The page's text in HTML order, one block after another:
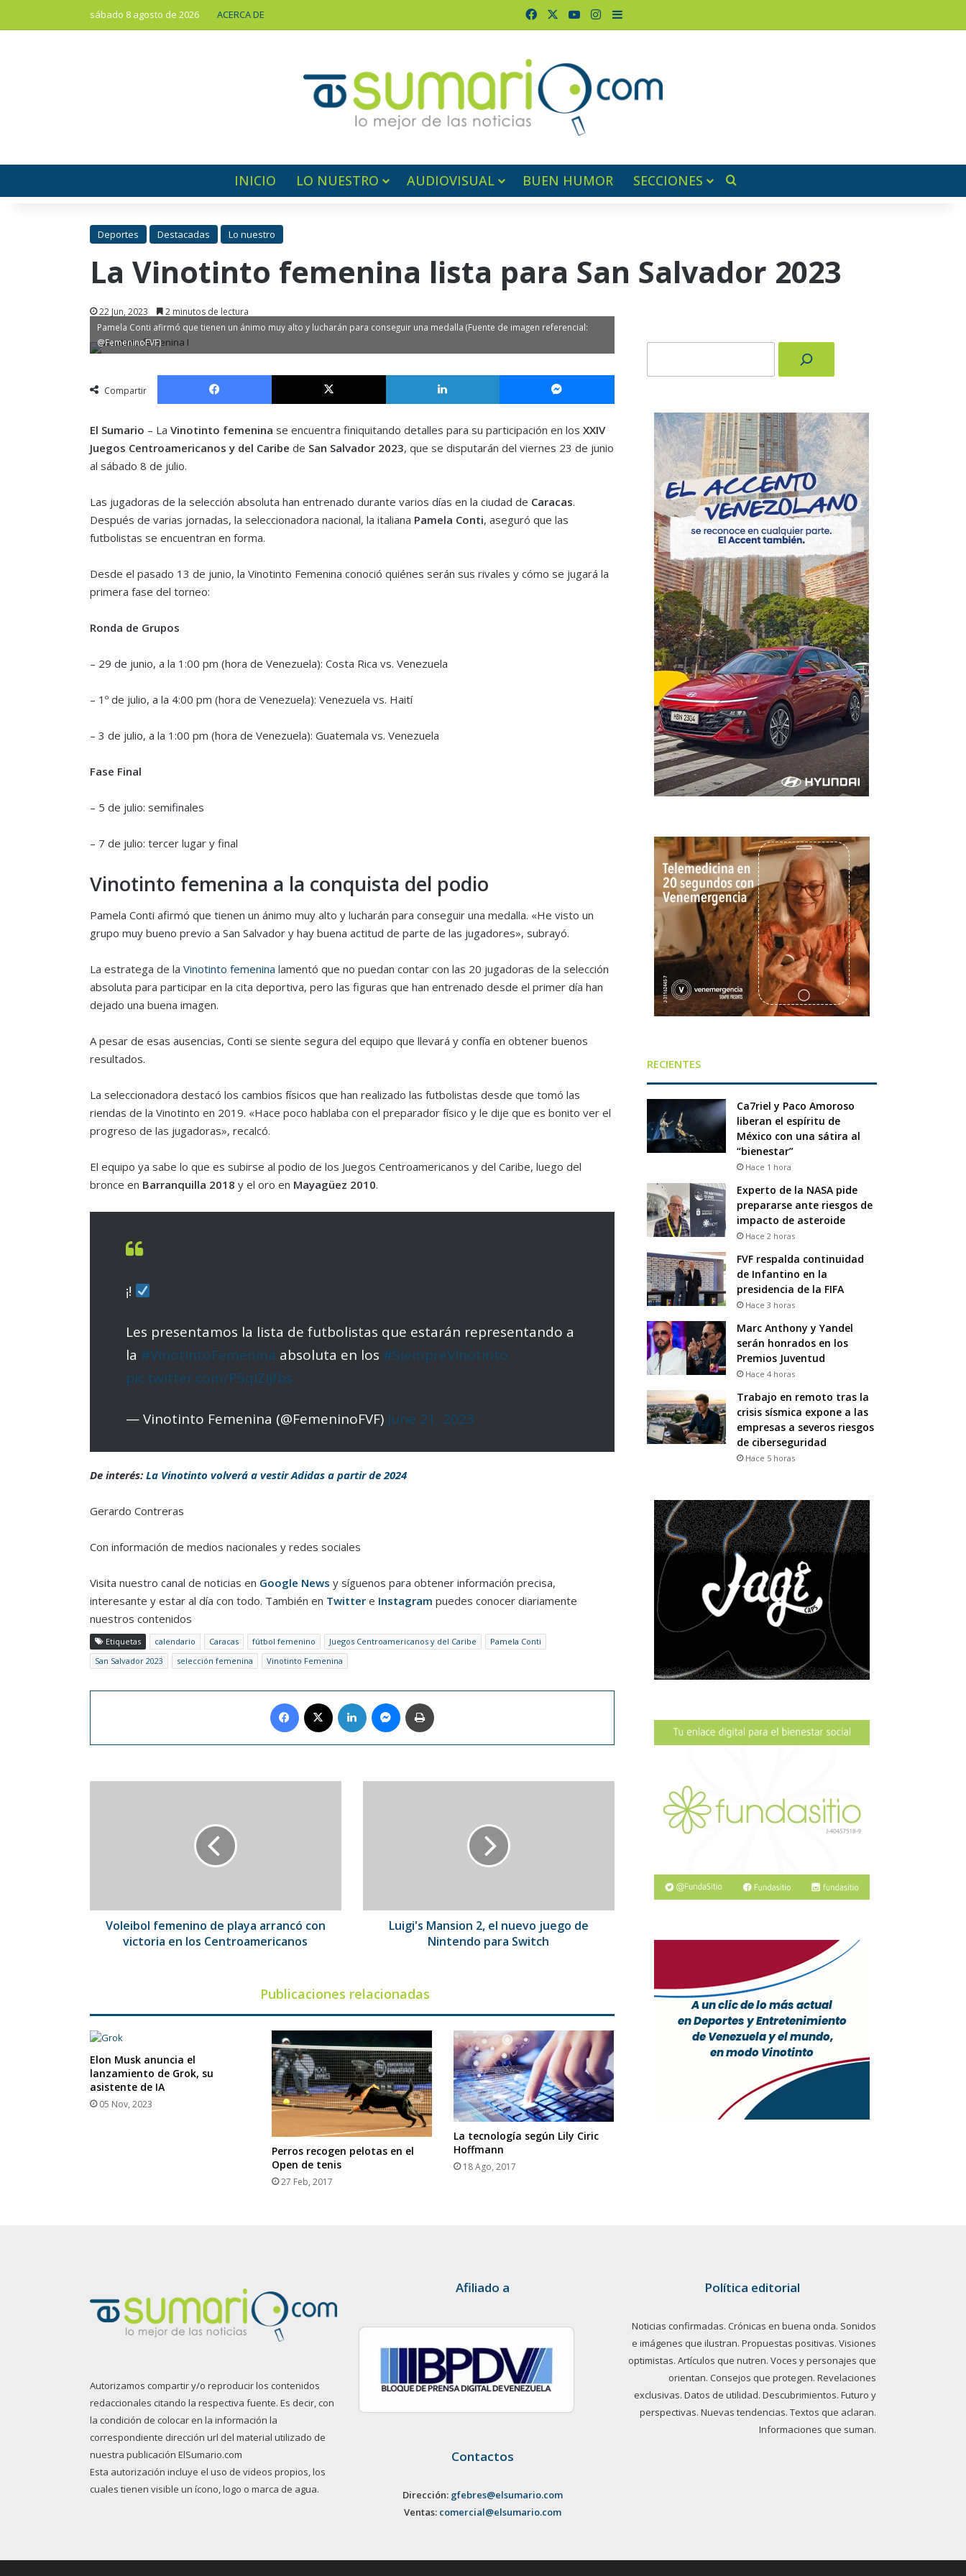
sábado 8 agosto de 2026 ACERCA DE FacebookYouTubeInstagram
Barra lateral
INICIO LO NUESTRO AUDIOVISUAL BUEN HUMOR SECCIONES
Deportes Destacadas Lo nuestro
La Vinotinto femenina lista para San Salvador 2023
22 Jun, 2023 2 minutos de lectura
Pamela Conti afirmó que tienen un ánimo muy alto y lucharán para conseguir una medalla (Fuente de imagen referencial:
@FemeninoFVF)
Compartir
Facebook X LinkedIn Messenger
El Sumario – La Vinotinto femenina se encuentra finiquitando detalles para su participación en los XXIV
Juegos Centroamericanos y del Caribe de San Salvador 2023, que se disputarán del viernes 23 de junio
al sábado 8 de julio.
Las jugadoras de la selección absoluta han entrenado durante varios días en la ciudad de Caracas.
Después de varias jornadas, la seleccionadora nacional, la italiana Pamela Conti, aseguró que las
futbolistas se encuentran en forma.
Desde el pasado 13 de junio, la Vinotinto Femenina conoció quiénes serán sus rivales y cómo se jugará la
primera fase del torneo:
Ronda de Grupos
– 29 de junio, a la 1:00 pm (hora de Venezuela): Costa Rica vs. Venezuela
– 1º de julio, a la 4:00 pm (hora de Venezuela): Venezuela vs. Haití
– 3 de julio, a la 1:00 pm (hora de Venezuela): Guatemala vs. Venezuela
Fase Final
– 5 de julio: semifinales
– 7 de julio: tercer lugar y final
Vinotinto femenina a la conquista del podio
Pamela Conti afirmó que tienen un ánimo muy alto y lucharán para conseguir una medalla. «He visto un
grupo muy bueno previo a San Salvador y hay buena actitud de parte de las jugadores», subrayó.
La estratega de la Vinotinto femenina lamentó que no puedan contar con las 20 jugadoras de la selección
absoluta para participar en la cita deportiva, pero las figuras que han entrenado desde el primer día han
dejado una buena imagen.
A pesar de esas ausencias, Conti se siente segura del equipo que llevará y confía en obtener buenos
resultados.
La seleccionadora destacó los cambios físicos que han realizado las futbolistas desde que tomó las
riendas de la Vinotinto en 2019. «Hace poco hablaba con el preparador físico y le dije que es bonito ver el
progreso de las jugadoras», recalcó.
El equipo ya sabe lo que es subirse al podio de los Juegos Centroamericanos y del Caribe, luego del
bronce en Barranquilla 2018 y el oro en Mayagüez 2010.
¡!
Les presentamos la lista de futbolistas que estarán representando a
la #VinotintoFemenina absoluta en los #SiempreVinotinto
pic.twitter.com/P5qIZijfbs
— Vinotinto Femenina (@FemeninoFVF) June 21, 2023
De interés: La Vinotinto volverá a vestir Adidas a partir de 2024
Gerardo Contreras
Con información de medios nacionales y redes sociales
Visita nuestro canal de noticias en Google News y síguenos para obtener información precisa,
interesante y estar al día con todo. También en Twittere Instagram puedes conocer diariamente
nuestros contenidos
Etiquetas calendario Caracas fútbol femenino Juegos Centroamericanos y del Caribe
Pamela Conti
San Salvador 2023
selección femenina Vinotinto Femenina
Facebook LinkedIn Messenger
los
Centroamericanos
Voleibol femenino de playa arrancó con
victoria en los Centroamericanos
para
SwitchLuigi's Mansion 2, el nuevo juego de
Nintendo para Switch
Publicaciones relacionadas
Elon Musk anuncia el
lanzamiento de Grok, su
asistente de IA
05 Nov, 2023
Perros recogen pelotas en el
Open de tenis
27 Feb, 2017
La tecnología según Lily Ciric
Hoffmann
18 Ago, 2017
RECIENTES
Ca7riel y Paco Amoroso
liberan el espíritu de
México con una sátira al
“bienestar”
Hace 1 hora
Experto de la NASA pide
prepararse ante riesgos de
impacto de asteroide
Hace 2 horas
FVF respalda continuidad
de Infantino en la
presidencia de la FIFA
Hace 3 horas
Marc Anthony y Yandel
serán honrados en los
Premios Juventud
Hace 4 horas
Trabajo en remoto tras la
crisis sísmica expone a las
empresas a severos riesgos
de ciberseguridad
Hace 5 horas
Autorizamos compartir y/o reproducir los contenidos
redaccionales citando la respectiva fuente. Es decir, con
la condición de colocar en la información la
correspondiente dirección url del material utilizado de
nuestra publicación ElSumario.com
Esta autorización incluye el uso de videos propios, los
cuales tienen visible un ícono, logo o marca de agua.
Afiliado a
Contactos
Dirección: gfebres@elsumario.com
Ventas: comercial@elsumario.com
Política editorial
Noticias confirmadas. Crónicas en buena onda. Sonidos
e imágenes que ilustran. Propuestas positivas. Visiones
optimistas. Artículos que nutren. Voces y personajes que
orientan. Consejos que protegen. Revelaciones
exclusivas. Datos de utilidad. Descubrimientos. Futuro y
perspectivas. Nuevas tendencias. Textos que aclaran.
Informaciones que suman.